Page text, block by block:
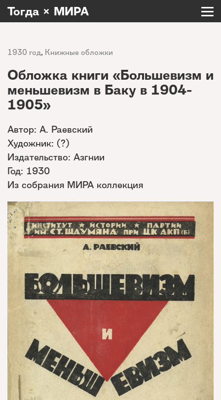
Тогда × МИРА
1930 год, Книжные обложки
Обложка книги «Большевизм и
меньшевизм в Баку в 1904-
1905»
Автор: А. Раевский
Художник: (?)
Издательство: Азгнии
Год: 1930
Из собрания МИРА коллекция